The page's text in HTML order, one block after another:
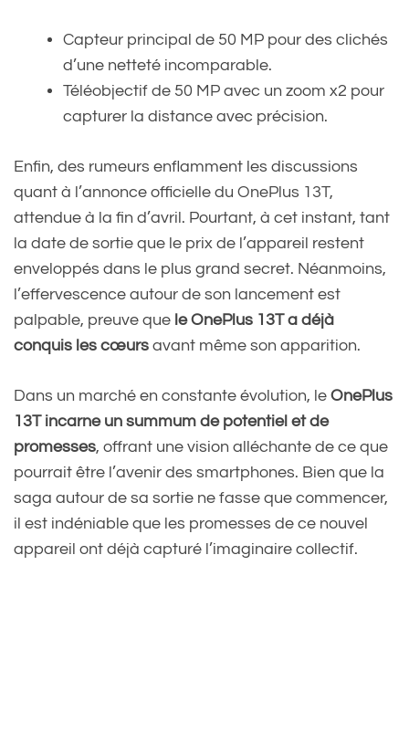
Capteur principal de 50 MP pour des clichés
d’une netteté incomparable.
Téléobjectif de 50 MP avec un zoom x2 pour
capturer la distance avec précision.
Enfin, des rumeurs enflamment les discussions
quant à l’annonce officielle du OnePlus 13T,
attendue à la fin d’avril. Pourtant, à cet instant, tant
la date de sortie que le prix de l’appareil restent
enveloppés dans le plus grand secret. Néanmoins,
l’effervescence autour de son lancement est
palpable, preuve que le OnePlus 13T a déjà
conquis les cœurs avant même son apparition.
Dans un marché en constante évolution, le OnePlus
13T incarne un summum de potentiel et de
promesses, offrant une vision alléchante de ce que
pourrait être l’avenir des smartphones. Bien que la
saga autour de sa sortie ne fasse que commencer,
il est indéniable que les promesses de ce nouvel
appareil ont déjà capturé l’imaginaire collectif.